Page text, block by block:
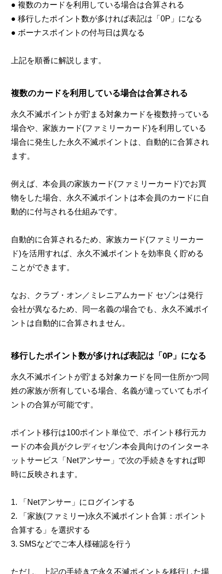
● 複数のカードを利用している場合は合算される
● 移行したポイント数が多ければ表記は「0P」になる
● ボーナスポイントの付与日は異なる
上記を順番に解説します。
複数のカードを利用している場合は合算される
永久不滅ポイントが貯まる対象カードを複数持っている
場合や、家族カード(ファミリーカード)を利用している
場合に発生した永久不滅ポイントは、自動的に合算され
ます。
例えば、本会員の家族カード(ファミリーカード)でお買
物をした場合、永久不滅ポイントは本会員のカードに自
動的に付与される仕組みです。
自動的に合算されるため、家族カード(ファミリーカー
ド)を活用すれば、永久不滅ポイントを効率良く貯める
ことができます。
なお、クラブ・オン／ミレニアムカード セゾンは発行
会社が異なるため、同一名義の場合でも、永久不滅ポイ
ントは自動的に合算されません。
移行したポイント数が多ければ表記は「0P」になる
永久不滅ポイントが貯まる対象カードを同一住所かつ同
姓の家族が所有している場合、名義が違っていてもポイ
ントの合算が可能です。
ポイント移行は100ポイント単位で、ポイント移行元カ
ードの本会員がクレディセゾン本会員向けのインターネ
ットサービス「Netアンサー」で次の手続きをすれば即
時に反映されます。
1. 「Netアンサー」にログインする
2. 「家族(ファミリー)永久不滅ポイント合算：ポイント
合算する」を選択する
3. SMSなどでご本人様確認を行う
ただし、上記の手続きで永久不滅ポイントを移行した場